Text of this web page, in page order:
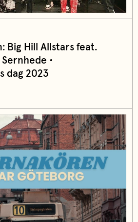
Big Hill Allstars feat.
•
dag 2023